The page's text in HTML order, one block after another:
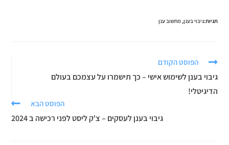
תגיות:גיבוי בענן, מחשוב ענן
הפוסט הקודם
גיבוי בענן לשימוש אישי – כך תישמרו על עצמכם בעולם
הדיגיטלי!
הפוסט הבא
גיבוי בענן לעסקים – צ'ק ליסט לפני רכישה ב 2024